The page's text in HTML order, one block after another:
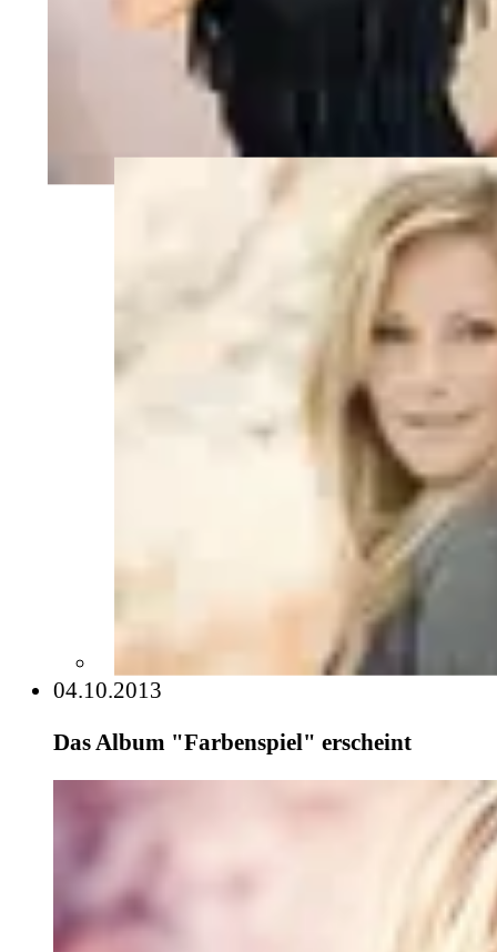
04.10.2013
Das Album "Farbenspiel" erscheint